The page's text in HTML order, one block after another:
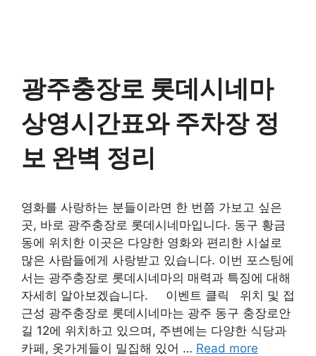
광주충장로 롯데시네마
상영시간표와 주차장 정
보 완벽 정리
영화를 사랑하는 분들이라면 한 번쯤 가보고 싶은
곳, 바로 광주충장로 롯데시네마입니다. 동구 황금
동에 위치한 이곳은 다양한 영화와 편리한 시설로
많은 사람들에게 사랑받고 있습니다. 이번 포스팅에
서는 광주충장로 롯데시네마의 매력과 특징에 대해
자세히 알아보겠습니다. 이벤트 클릭 위치 및 접
근성 광주충장로 롯데시네마는 광주 동구 충장로안
길 12에 위치하고 있으며, 주변에는 다양한 식당과
카페, 옷가게들이 밀집해 있어 … Read more